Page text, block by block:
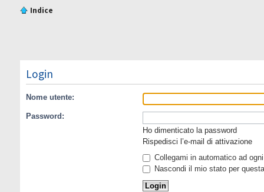
Indice
Login
Nome utente:
Password:
Ho dimenticato la password
Rispedisci l’e-mail di attivazione
Collegami in automatico ad
Nascondi il mio stato per